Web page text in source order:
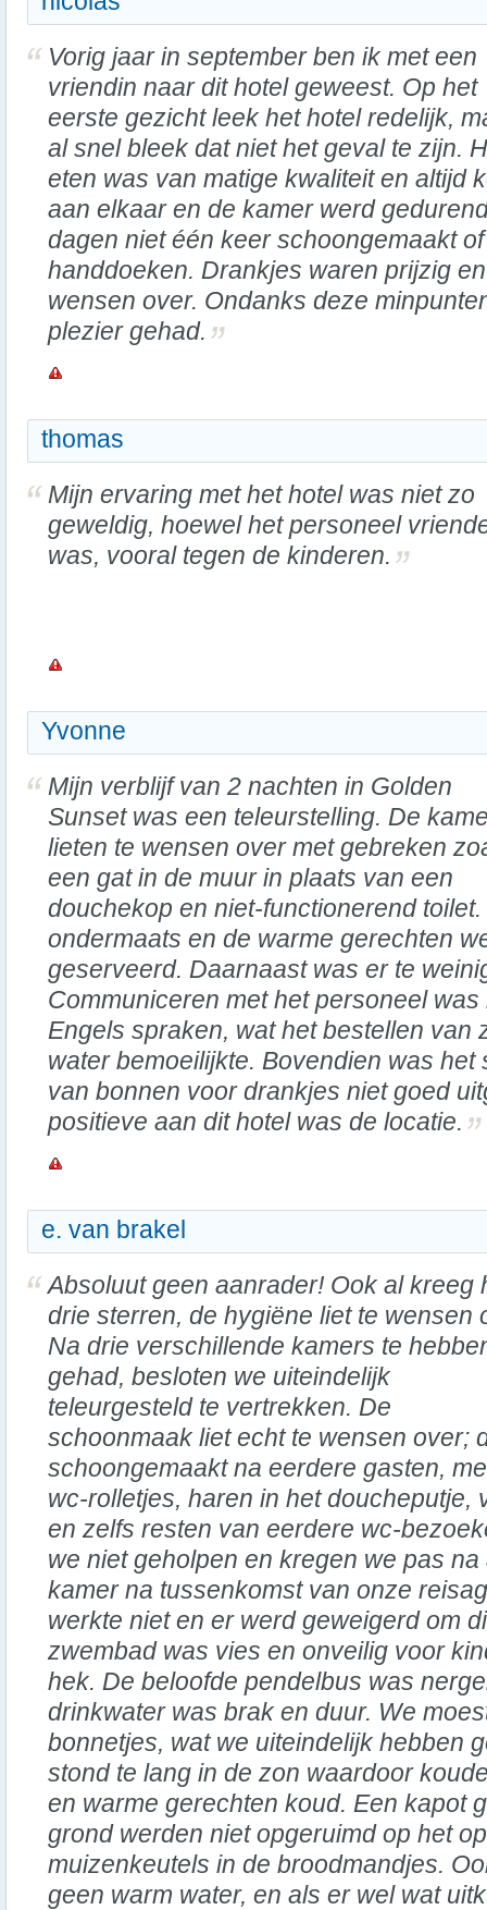
Vorig jaar in september ben ik met een
vriendin naar dit hotel geweest. Op het
eerste gezicht leek het hotel redelijk,
al snel bleek dat niet het geval te zijn.
eten was van matige kwaliteit en altijd
aan elkaar en de kamer werd
dagen niet één keer schoongemaakt
handdoeken. Drankjes waren prijzig
wensen over. Ondanks deze
plezier gehad.
thomas
Mijn ervaring met het hotel was niet zo
geweldig, hoewel het personeel
was, vooral tegen de kinderen.
Yvonne
Mijn verblijf van 2 nachten in Golden
Sunset was een teleurstelling. De
lieten te wensen over met gebreken
een gat in de muur in plaats van een
douchekop en niet-functionerend
ondermaats en de warme gerechten
geserveerd. Daarnaast was er te
Communiceren met het personeel
Engels spraken, wat het bestellen van
water bemoeilijkte. Bovendien was
van bonnen voor drankjes niet goed
positieve aan dit hotel was de locatie.
e. van brakel
Absoluut geen aanrader! Ook al kreeg
drie sterren, de hygiëne liet te wensen
Na drie verschillende kamers te
gehad, besloten we uiteindelijk
teleurgesteld te vertrekken. De
schoonmaak liet echt te wensen over;
schoongemaakt na eerdere gasten,
wc-rolletjes, haren in het doucheputje,
en zelfs resten van eerdere wc-
we niet geholpen en kregen we pas
kamer na tussenkomst van onze
werkte niet en er werd geweigerd om
zwembad was vies en onveilig voor
hek. De beloofde pendelbus was
drinkwater was brak en duur. We
bonnetjes, wat we uiteindelijk hebben
stond te lang in de zon waardoor
en warme gerechten koud. Een kapot
grond werden niet opgeruimd op het
muizenkeutels in de broodmandjes.
geen warm water, en als er wel wat